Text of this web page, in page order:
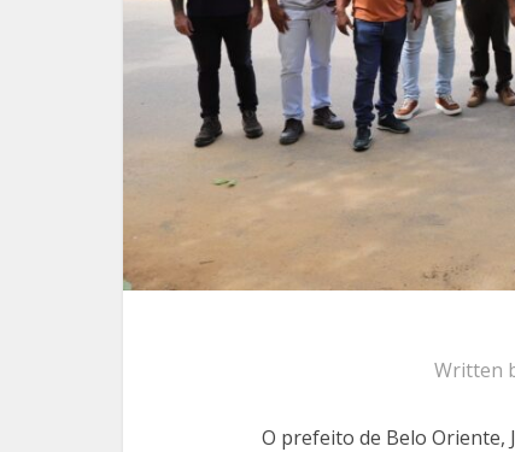
Written
O prefeito de Belo Oriente,